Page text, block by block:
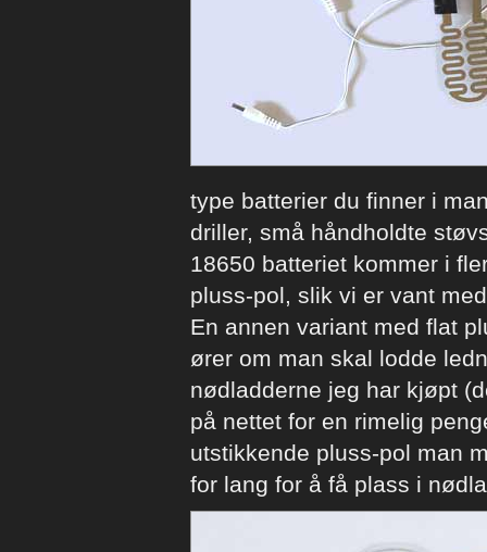
type batterier du finner i
driller, små håndholdte
18650 batteriet kommer i
pluss-pol, slik vi er vant
En annen variant med flat
ører om man skal lodde
nødladderne jeg har kjøpt
på nettet for en rimelig
utstikkende pluss-pol man
for lang for å få plass i